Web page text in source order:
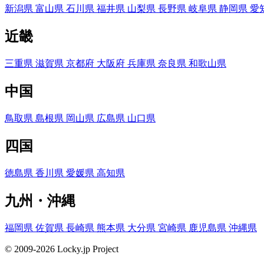
新潟県 富山県 石川県 福井県 山梨県 長野県 岐阜県 静岡県 愛
近畿
三重県 滋賀県 京都府 大阪府 兵庫県 奈良県 和歌山県
中国
鳥取県 島根県 岡山県 広島県 山口県
四国
徳島県 香川県 愛媛県 高知県
九州・沖縄
福岡県 佐賀県 長崎県 熊本県 大分県 宮崎県 鹿児島県 沖縄県
© 2009-2026 Locky.jp Project